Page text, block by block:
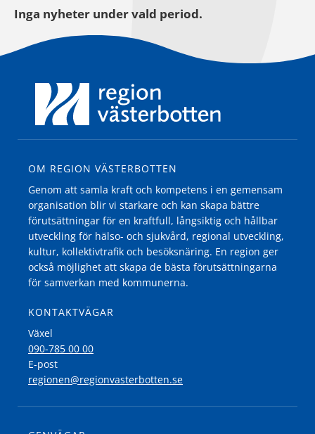
Inga nyheter under vald period.
OM REGION VÄSTERBOTTEN
Genom att samla kraft och kompetens i en gemensam
organisation blir vi starkare och kan skapa bättre
förutsättningar för en kraftfull, långsiktig och hållbar
utveckling för hälso- och sjukvård, regional utveckling,
kultur, kollektivtrafik och besöksnäring. En region ger
också möjlighet att skapa de bästa förutsättningarna
för samverkan med kommunerna.
KONTAKTVÄGAR
Växel
090-785 00 00
E-post
regionen@regionvasterbotten.se